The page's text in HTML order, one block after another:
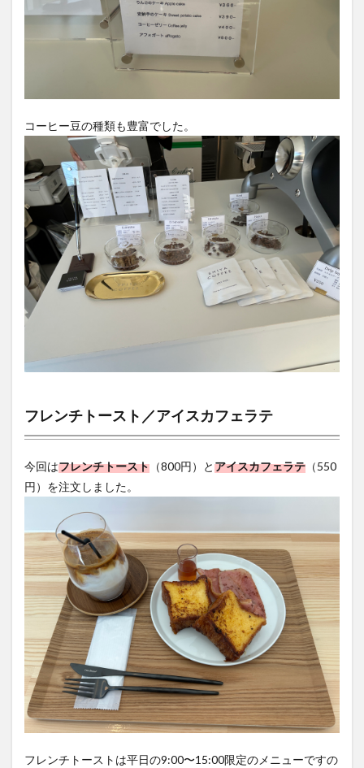
コーヒー豆の種類も豊富でした。
フレンチトースト／アイスカフェラテ
今回はフレンチトースト （800円）とアイスカフェラテ （550
円）を注文しました。
フレンチトーストは平日の9:00〜15:00限定のメニューですの